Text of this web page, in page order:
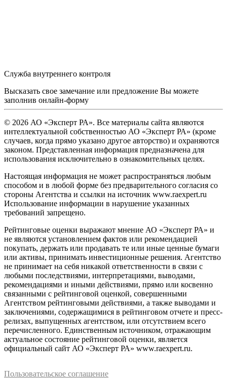
Служба внутреннего контроля
Высказать свое замечание или предложение Вы можете
заполнив онлайн-форму
© 2026 АО «Эксперт РА». Все материалы сайта являются
интеллектуальной собственностью АО «Эксперт РА» (кроме
случаев, когда прямо указано другое авторство) и охраняются
законом. Представленная информация предназначена для
использования исключительно в ознакомительных целях.
Настоящая информация не может распространяться любым
способом и в любой форме без предварительного согласия со
стороны Агентства и ссылки на источник www.raexpert.ru
Использование информации в нарушение указанных
требований запрещено.
Рейтинговые оценки выражают мнение АО «Эксперт РА» и
не являются установлением фактов или рекомендацией
покупать, держать или продавать те или иные ценные бумаги
или активы, принимать инвестиционные решения. Агентство
не принимает на себя никакой ответственности в связи с
любыми последствиями, интерпретациями, выводами,
рекомендациями и иными действиями, прямо или косвенно
связанными с рейтинговой оценкой, совершенными
Агентством рейтинговыми действиями, а также выводами и
заключениями, содержащимися в рейтинговом отчете и пресс-
релизах, выпущенных агентством, или отсутствием всего
перечисленного. Единственным источником, отражающим
актуальное состояние рейтинговой оценки, является
официальный сайт АО «Эксперт РА» www.raexpert.ru.
Пользовательское соглашение